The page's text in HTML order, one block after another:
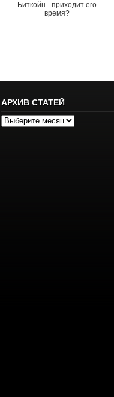
Биткойн - приходит его
время?
АРХИВ СТАТЕЙ
Архив